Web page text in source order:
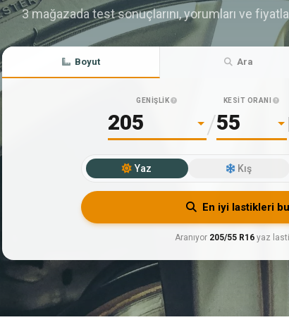
3 mağazada test sonuçlarını, yorumları ve
Boyut Ara
GENIŞLIK
/
KESIT ORANI
Yaz Kış
En iyi lastikleri
Aranıyor 205/55 R16yaz